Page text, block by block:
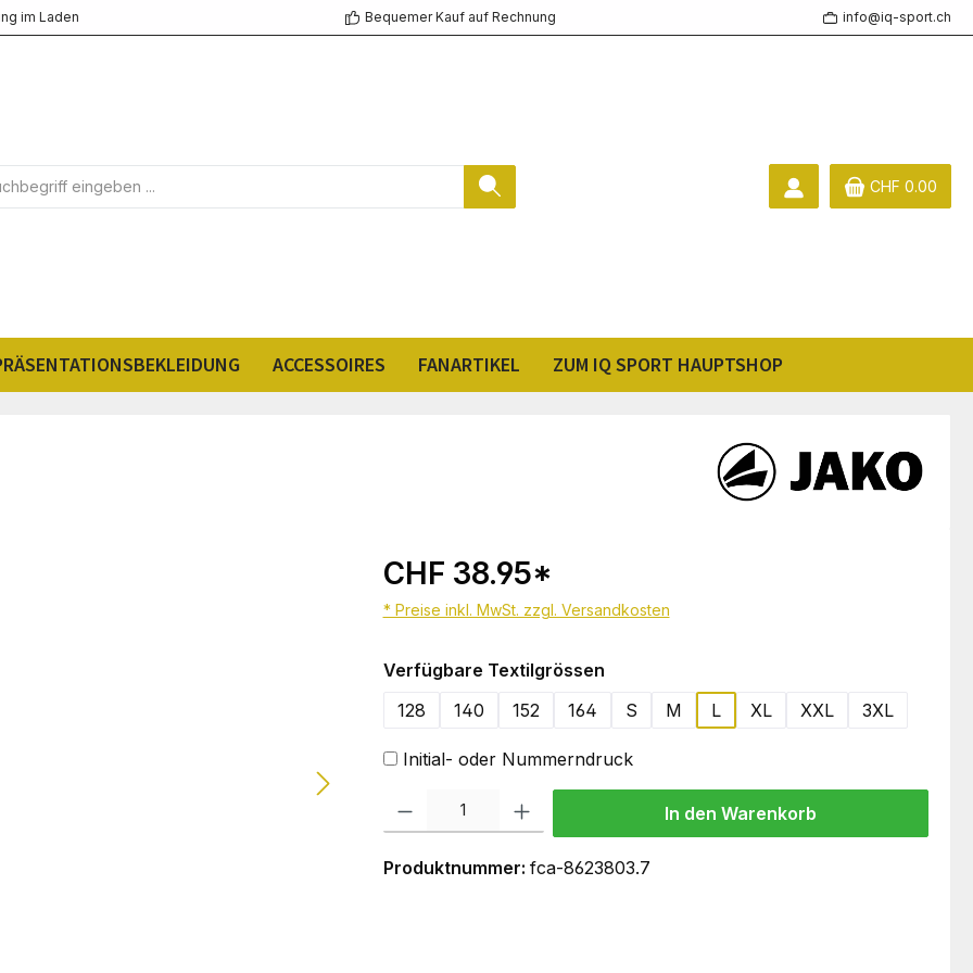
im Laden Bequemer Kauf auf Rechnung info@iq-sport.ch
CHF 0.00
ACCESSOIRES FANARTIKEL ZUM IQ SPORT HAUPTSHOP
CHF 38.95*
* Preise inkl. MwSt. zzgl. Versandkosten
Verfügbare Textilgrössenauswählen
128
140 152 164 S M L XL XXL 3XL
Initial- oder Nummerndruck
In den Warenkorb
Produktnummer: fca-8623803.7